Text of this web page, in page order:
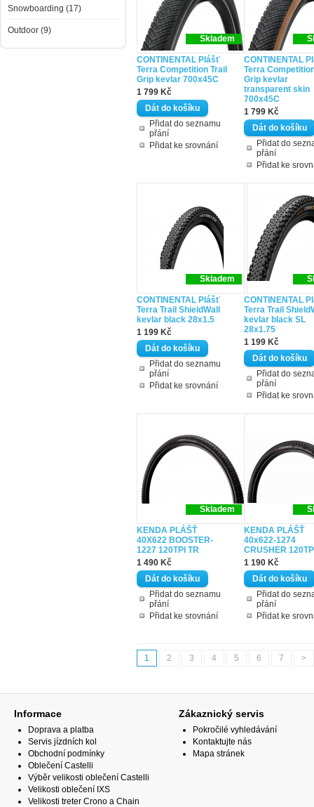
Skladem
CONTINENTAL Plášť
Terra Competition Trail
Grip kevlar 700x45C
1 799 Kč
Přidat do seznamu
přání
Přidat ke srovnání
CONTINENTAL
Terra
Grip kevlar
transparent skin
700x45C
1 799 Kč
Přidat do
přání
Přidat ke
Skladem
CONTINENTAL Plášť
Terra Trail ShieldWall
kevlar black 28x1.5
1 199 Kč
Přidat do seznamu
přání
Přidat ke srovnání
CONTINENTAL
Terra Trail
kevlar black SL
28x1.75
1 199 Kč
Přidat do
přání
Přidat ke
Skladem
KENDA PLÁŠŤ
40X622 BOOSTER-
1227 120TPI TR
1 490 Kč
Přidat do seznamu
přání
Přidat ke srovnání
KENDA PLÁŠŤ
40x622-1274
CRUSHER
1 190 Kč
Přidat do
přání
Přidat ke
1 2 3 4 5 6 7 >
Snowboarding (17)
Outdoor (9)
Informace
Doprava a platba
Servis jízdních kol
Obchodní podmínky
Oblečení Castelli
Výběr velikosti oblečení Castelli
Velikosti oblečení IXS
Velikosti treter Crono a Chain
Zákaznický servis
Pokročilé vyhledávání
Kontaktujte nás
Mapa stránek